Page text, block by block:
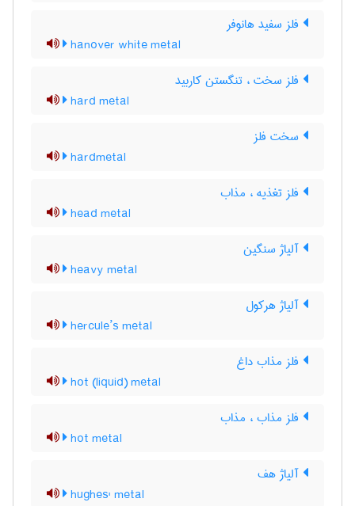
فلز سفید هانوفر
hanover white metal
فلز سخت ، تنگستن کاربید
hard metal
سخت فلز
hardmetal
فلز تغذیه ، مذاب
head metal
آلیاژ سنگین
heavy metal
آلیاژ هرکول
hercule’s metal
فلز مذاب داغ
hot (liquid) metal
فلز مذاب ، مذاب
hot metal
آلیاژ هف
hughes' metal